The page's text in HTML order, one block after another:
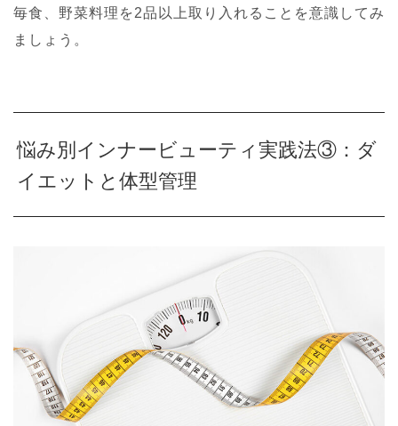
毎食、野菜料理を2品以上取り入れることを意識してみ
ましょう。
悩み別インナービューティ実践法③：ダ
イエットと体型管理